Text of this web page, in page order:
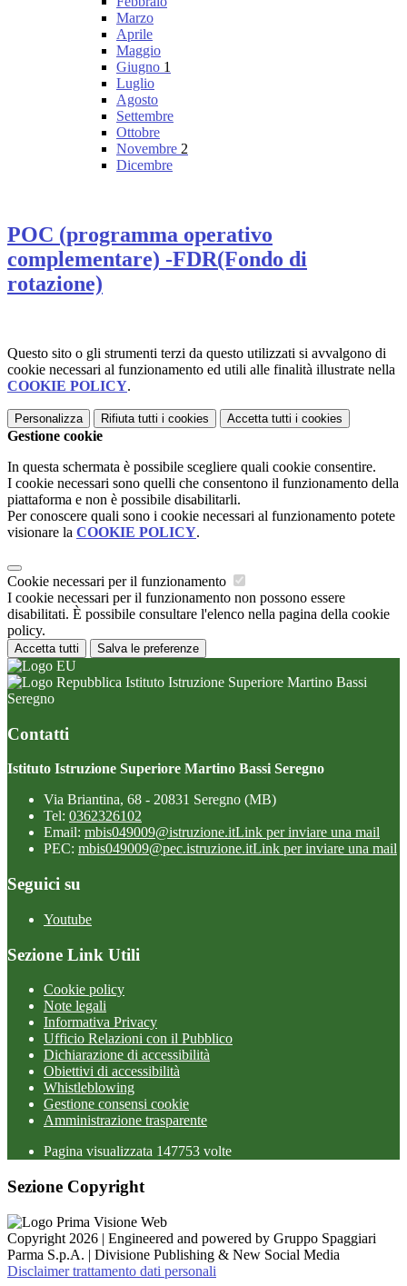
Marzo
Aprile
Maggio
Giugno 1
Luglio
Agosto
Settembre
Ottobre
Novembre 2
Dicembre
POC (programma operativo
complementare) -FDR(Fondo di
rotazione)
Questo sito o gli strumenti terzi da questo utilizzati si avvalgono di
cookie necessari al funzionamento ed utili alle finalità illustrate nella
COOKIE POLICY.
Personalizza Rifiuta tutti i cookies Accetta tutti i cookies
Gestione cookie
In questa schermata è possibile scegliere quali cookie consentire.
I cookie necessari sono quelli che consentono il funzionamento della
piattaforma e non è possibile disabilitarli.
Per conoscere quali sono i cookie necessari al funzionamento potete
visionare la COOKIE POLICY.
Cookie necessari per il funzionamento
I cookie necessari per il funzionamento non possono essere
disabilitati. È possibile consultare l'elenco nella pagina della cookie
policy.
Accetta tutti Salva le preferenze
Istituto Istruzione Superiore Martino Bassi
Seregno
Contatti
Istituto Istruzione Superiore Martino Bassi Seregno
Via Briantina, 68 - 20831 Seregno (MB)
Tel: 0362326102
Email: mbis049009@istruzione.itLink per inviare una mail
PEC: mbis049009@pec.istruzione.itLink per inviare una mail
Seguici su
Youtube
Sezione Link Utili
Cookie policy
Note legali
Informativa Privacy
Ufficio Relazioni con il Pubblico
Dichiarazione di accessibilità
Obiettivi di accessibilità
Whistleblowing
Gestione consensi cookie
Amministrazione trasparente
Pagina visualizzata 147753 volte
Sezione Copyright
Copyright 2026 | Engineered and powered by Gruppo Spaggiari
Parma S.p.A. | Divisione Publishing & New Social Media
Disclaimer trattamento dati personali